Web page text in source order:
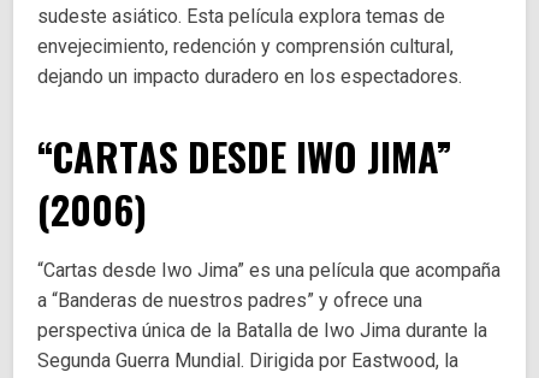
sudeste asiático. Esta película explora temas de
envejecimiento, redención y comprensión cultural,
dejando un impacto duradero en los espectadores.
“CARTAS DESDE IWO JIMA”
(2006)
“Cartas desde Iwo Jima” es una película que acompaña
a “Banderas de nuestros padres” y ofrece una
perspectiva única de la Batalla de Iwo Jima durante la
Segunda Guerra Mundial. Dirigida por Eastwood, la